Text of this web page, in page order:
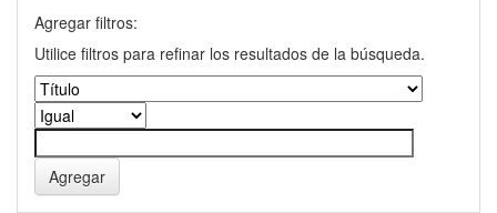
Agregar filtros:
Utilice filtros para refinar los resultados de la búsqueda.